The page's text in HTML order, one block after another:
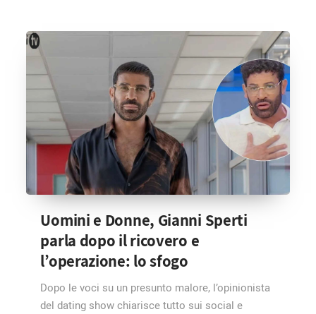
Uomini e Donne, Gianni Sperti
parla dopo il ricovero e
l’operazione: lo sfogo
Dopo le voci su un presunto malore, l’opinionista
del dating show chiarisce tutto sui social e